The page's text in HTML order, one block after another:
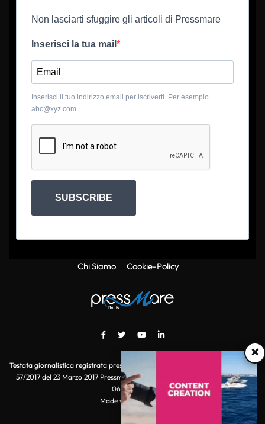
×
Non lasciarti sfuggire gli articoli di Pressmare
Inserisci la tua mail
Inserisci il tuo indirizzo email per iscriverti. Per esempio
abc@xyz.com
SUBSCRIBE
Chi Siamo Cookie-Policy
Testata giornalistica registrata presso il Tribunale di Roma con autorizzazione
57/2017 del 23 Marzo 2017 Pressmare.it è un marchio di S.P.E.N. Srl - P.IVA
06511641000
Made with
by POI